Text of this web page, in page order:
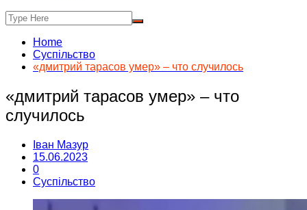
Home
Суспільство
«дмитрий тарасов умер» – что случилось
«дмитрий тарасов умер» – что
случилось
Іван Мазур
15.06.2023
0
Суспільство